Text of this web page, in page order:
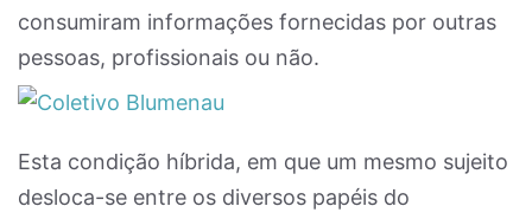
consumiram informações fornecidas por outras
pessoas, profissionais ou não.
Esta condição híbrida, em que um mesmo sujeito
desloca-se entre os diversos papéis do